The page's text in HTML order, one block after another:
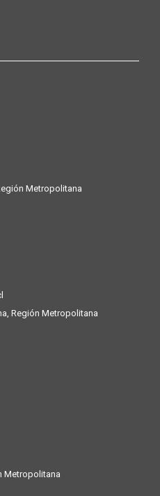
Metropolitana
Región Metropolitana
Metropolitana